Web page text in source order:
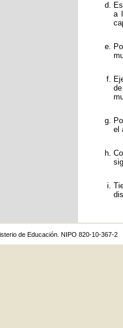
a
el
de Educación. NIPO 820-10-367-2